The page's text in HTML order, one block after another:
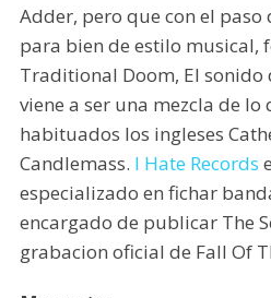
Adder, pero que con el
para bien de estilo musical,
Traditional Doom, El sonido
viene a ser una mezcla de lo
habituados los ingleses
Candlemass. I Hate Records
especializado en fichar
encargado de publicar The
grabacion oficial de Fall Of